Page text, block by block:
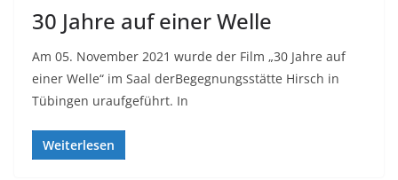
30 Jahre auf einer Welle
Am 05. November 2021 wurde der Film „30 Jahre auf
einer Welle“ im Saal derBegegnungsstätte Hirsch in
Tübingen uraufgeführt. In
Weiterlesen